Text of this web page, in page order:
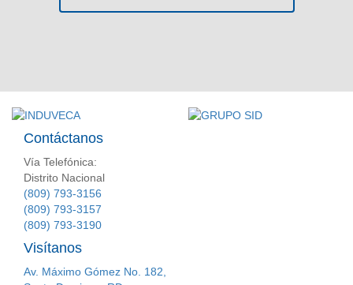
Contáctanos
Vía Telefónica:
Distrito Nacional
(809) 793-3156
(809) 793-3157
(809) 793-3190
Visítanos
Av. Máximo Gómez No. 182,